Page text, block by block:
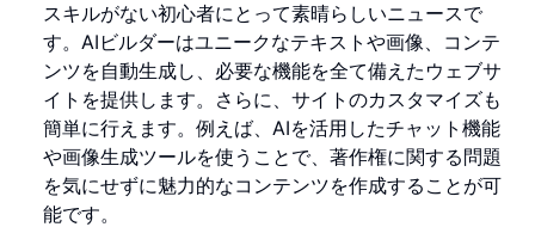
スキルがない初心者にとって素晴らしいニュースで
す。AIビルダーはユニークなテキストや画像、コンテ
ンツを自動生成し、必要な機能を全て備えたウェブサ
イトを提供します。さらに、サイトのカスタマイズも
簡単に行えます。例えば、AIを活用したチャット機能
や画像生成ツールを使うことで、著作権に関する問題
を気にせずに魅力的なコンテンツを作成することが可
能です。